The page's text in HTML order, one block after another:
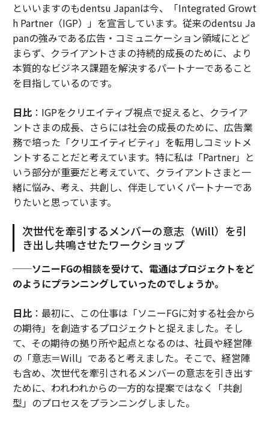
といいますのもdentsu Japanは今、「Integrated Growt
h Partner（IGP）」を宣言しています。従来のdentsu Ja
panの強みである広告・コミュニケーション領域にとど
まらず、クライアントさまの持続的成長のために、より
本質的なビジネス課題を解決するパートナーであること
を目指しているのです。
日比：IGPをクリエイティブ視点で捉えると、クライア
ントさまの成長、さらには社会の成長のために、広告業
務で培った「クリエイティビティ」を転用しコミットメ
ントすることだと考えています。特に私は「Partner」と
いう部分が重要だと考えていて、クライアントさまと一
緒に悩み、考え、共創し、伴走していくパートナーであ
りたいと思っています。
次世代を牽引するメンバーの意志（Will）を引
き出し共鳴させたワークショップ
──ソニーFGの相談を受けて、電通はプロジェクトをど
のようにプランニングしていったのでしょうか。
日比：最初に、この仕事は「ソニーFGに対する社会から
の期待」を創造するプロジェクトと捉えました。そし
て、その期待の拠り所や起点となるのは、社員や経営陣
の「意志＝Will」であると考えました。そこで、経営陣
も含め、次世代を牽引されるメンバーの意志を引き出す
ために、われわれからの一方的な提案ではなく「共創
型」のプロセスをプランニングしました。